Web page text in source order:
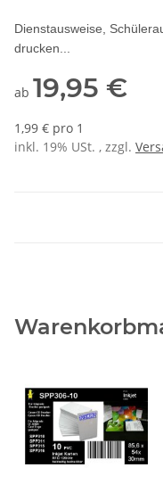
Dienstausweise,
drucken...
ab 19,95 €
1,99 € pro 1
inkl. 19% USt. , zzgl.